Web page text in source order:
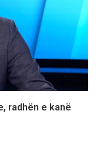
radhën e kanë